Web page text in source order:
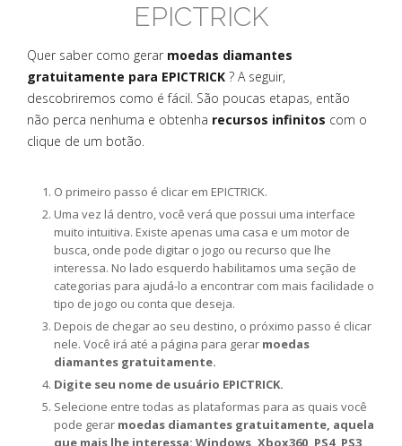
EPICTRICK
Quer saber como gerar moedas diamantes
gratuitamente para EPICTRICK ? A seguir,
descobriremos como é fácil. São poucas etapas, então
não perca nenhuma e obtenha recursos infinitos com o
clique de um botão.
O primeiro passo é clicar em EPICTRICK.
Uma vez lá dentro, você verá que possui uma interface
muito intuitiva. Existe apenas uma casa e um motor de
busca, onde pode digitar o jogo ou recurso que lhe
interessa. No lado esquerdo habilitamos uma seção de
categorias para ajudá-lo a encontrar com mais facilidade o
tipo de jogo ou conta que deseja.
Depois de chegar ao seu destino, o próximo passo é clicar
nele. Você irá até a página para gerar moedas
diamantes gratuitamente.
Digite seu nome de usuário EPICTRICK.
Selecione entre todas as plataformas para as quais você
pode gerar moedas diamantes gratuitamente, aquela
que mais lhe interessa: Windows, Xbox360, PS4, PS3,